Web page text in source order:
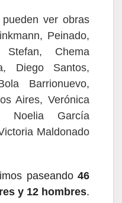
ver obras
Peinado,
Stefan, Chema
Diego Santos,
Barrionuevo,
Aires, Verónica
Noelia García
Maldonado
paseando46
y 12 hombres.